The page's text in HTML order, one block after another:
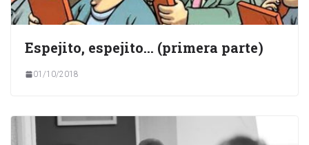
Espejito, espejito… (primera parte)
01/10/2018